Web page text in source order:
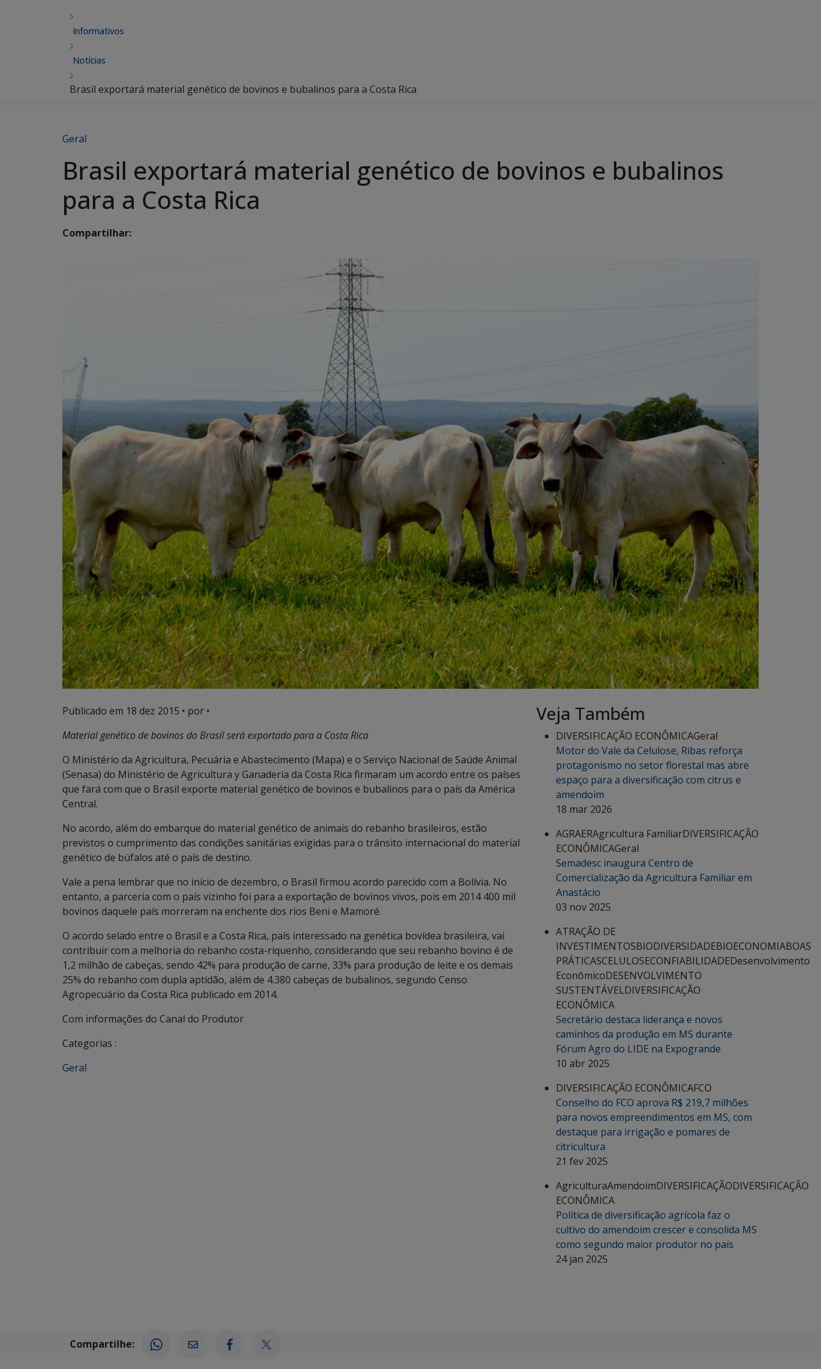
Informativos
Notícias
Brasil exportará material genético de bovinos e bubalinos para a Costa Rica
Geral
Brasil exportará material genético de bovinos e bubalinos
para a Costa Rica
Compartilhar:
Publicado em 18 dez 2015 • por •
Material genético de bovinos do Brasil será exportado para a Costa Rica
O Ministério da Agricultura, Pecuária e Abastecimento (Mapa) e o Serviço Nacional de Saúde Animal
(Senasa) do Ministério de Agricultura y Ganaderia da Costa Rica firmaram um acordo entre os países
que fará com que o Brasil exporte material genético de bovinos e bubalinos para o país da América
Central.
No acordo, além do embarque do material genético de animais do rebanho brasileiros, estão
previstos o cumprimento das condições sanitárias exigidas para o trânsito internacional do material
genético de búfalos até o país de destino.
Vale a pena lembrar que no início de dezembro, o Brasil firmou acordo parecido com a Bolívia. No
entanto, a parceria com o país vizinho foi para a exportação de bovinos vivos, pois em 2014 400 mil
bovinos daquele país morreram na enchente dos rios Beni e Mamoré.
O acordo selado entre o Brasil e a Costa Rica, país interessado na genética bovídea brasileira, vai
contribuir com a melhoria do rebanho costa-riquenho, considerando que seu rebanho bovino é de
1,2 milhão de cabeças, sendo 42% para produção de carne, 33% para produção de leite e os demais
25% do rebanho com dupla aptidão, além de 4.380 cabeças de bubalinos, segundo Censo
Agropecuário da Costa Rica publicado em 2014.
Com informações do Canal do Produtor
Categorias :
Geral
Veja Também
DIVERSIFICAÇÃO ECONÔMICAGeral
Motor do Vale da Celulose, Ribas reforça
protagonismo no setor florestal mas abre
espaço para a diversificação com citrus e
amendoim
18 mar 2026
AGRAERAgricultura FamiliarDIVERSIFICAÇÃO
ECONÔMICAGeral
Semadesc inaugura Centro de
Comercialização da Agricultura Familiar em
Anastácio
03 nov 2025
ATRAÇÃO DE
INVESTIMENTOSBIODIVERSIDADEBIOECONOMIABOAS
PRÁTICASCELULOSECONFIABILIDADEDesenvolvimento
EconômicoDESENVOLVIMENTO
SUSTENTÁVELDIVERSIFICAÇÃO
ECONÔMICA
Secretário destaca liderança e novos
caminhos da produção em MS durante
Fórum Agro do LIDE na Expogrande
10 abr 2025
DIVERSIFICAÇÃO ECONÔMICAFCO
Conselho do FCO aprova R$ 219,7 milhões
para novos empreendimentos em MS, com
destaque para irrigação e pomares de
citricultura
21 fev 2025
AgriculturaAmendoimDIVERSIFICAÇÃODIVERSIFICAÇÃO
ECONÔMICA
Política de diversificação agrícola faz o
cultivo do amendoim crescer e consolida MS
como segundo maior produtor no país
24 jan 2025
Compartilhe: